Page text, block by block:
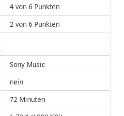
4 von 6 Punkten
2 von 6 Punkten
Sony Music
nein
72 Minuten